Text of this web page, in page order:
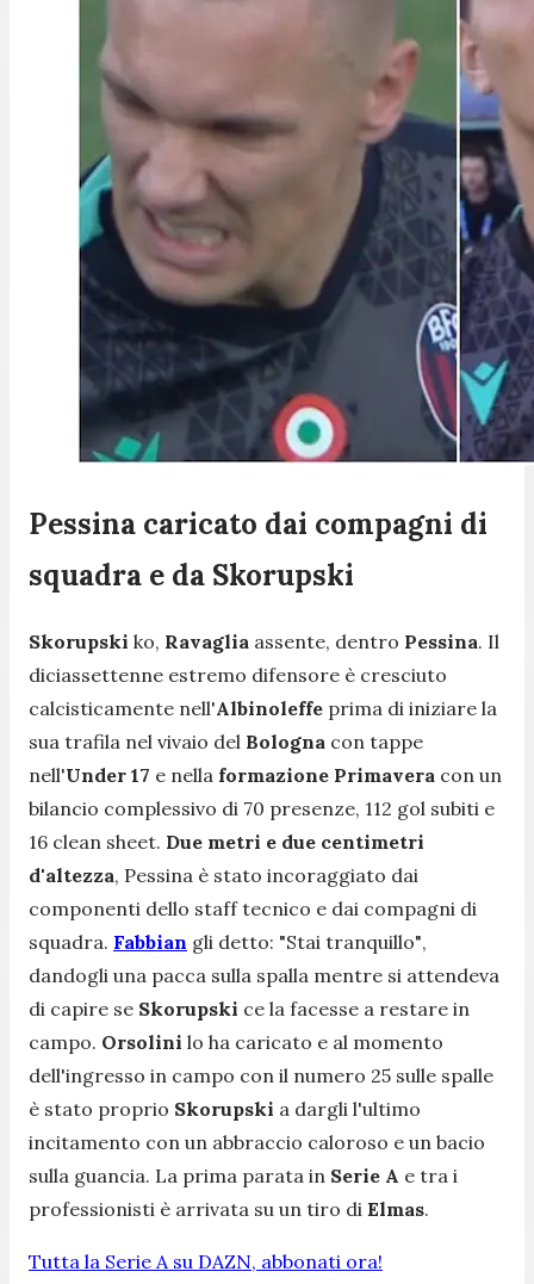
Pessina caricato dai compagni di
squadra e da Skorupski
Skorupski ko, Ravaglia assente, dentro Pessina. Il
diciassettenne estremo difensore è cresciuto
calcisticamente nell'Albinoleffe prima di iniziare la
sua trafila nel vivaio del Bologna con tappe
nell'Under 17 e nella formazione Primavera con un
bilancio complessivo di 70 presenze, 112 gol subiti e
16 clean sheet. Due metri e due centimetri
d'altezza, Pessina è stato incoraggiato dai
componenti dello staff tecnico e dai compagni di
squadra. Fabbian gli detto: "Stai tranquillo",
dandogli una pacca sulla spalla mentre si attendeva
di capire se Skorupski ce la facesse a restare in
campo. Orsolini lo ha caricato e al momento
dell'ingresso in campo con il numero 25 sulle spalle
è stato proprio Skorupski a dargli l'ultimo
incitamento con un abbraccio caloroso e un bacio
sulla guancia. La prima parata in Serie A e tra i
professionisti è arrivata su un tiro di Elmas.
Tutta la Serie A su DAZN, abbonati ora!